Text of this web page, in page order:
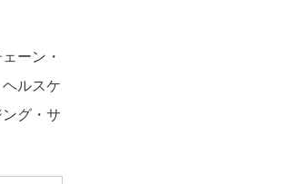
ーン・
ルスケ
グ・サ